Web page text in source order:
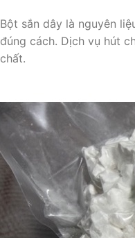
Bột sắn dây là nguyên
đúng cách. Dịch vụ hút
chất.